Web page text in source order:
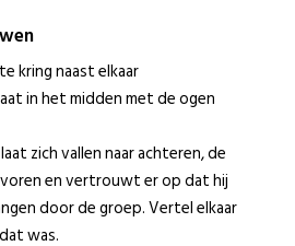
kring naast elkaar
in het midden met de ogen
zich vallen naar achteren, de
en vertrouwt er op dat hij
door de groep. Vertel elkaar
was.